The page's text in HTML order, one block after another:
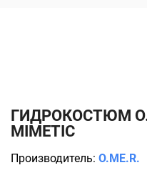
ГИДРОКОСТЮМ
MIMETIC
Производитель: O.ME.R.